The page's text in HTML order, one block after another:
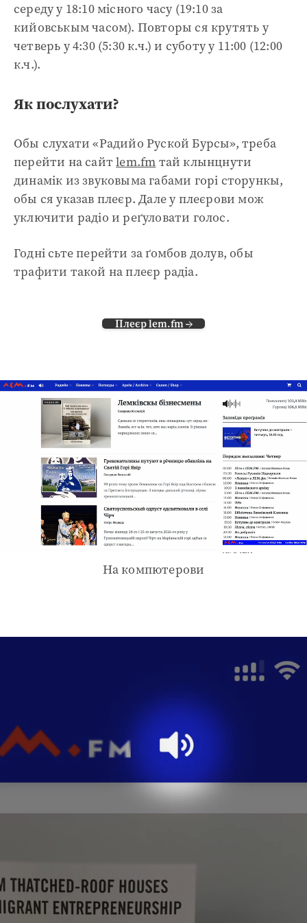
середу у 18:10 місного часу (19:10 за
кийовськым часом). Повторы ся крутять у
четверь у 4:30 (5:30 к.ч.) и суботу у 11:00 (12:00
к.ч.).
Як послухати?
Обы слухати «Радийо Руской Бурсы», треба
перейти на сайтlem.fm тай клынцнути
динамік из звуковыма габами горі сторункы,
обы ся указав плеєр. Дале у плеєрови мож
уключити радіо и реґуловати голос.
Годні сьте перейти за ґомбов долув, обы
трафити такой на плеєр радіа.
Плеєр lem.fm →
На компютерови